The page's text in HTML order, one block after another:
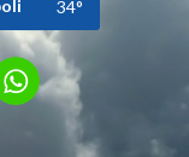
34°